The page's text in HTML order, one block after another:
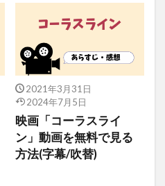
2021年3月31日
2024年7月5日
映画「コーラスライ
ン」動画を無料で見る
方法(字幕/吹替)